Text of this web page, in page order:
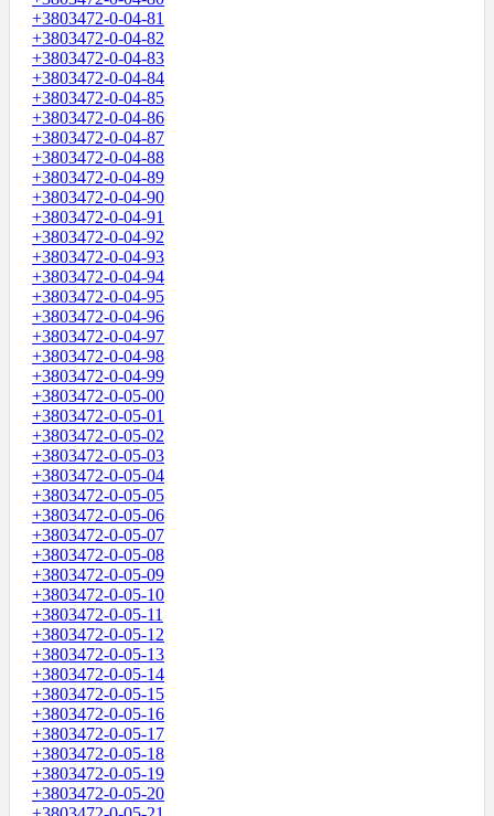
+3803472-0-04-81
+3803472-0-04-82
+3803472-0-04-83
+3803472-0-04-84
+3803472-0-04-85
+3803472-0-04-86
+3803472-0-04-87
+3803472-0-04-88
+3803472-0-04-89
+3803472-0-04-90
+3803472-0-04-91
+3803472-0-04-92
+3803472-0-04-93
+3803472-0-04-94
+3803472-0-04-95
+3803472-0-04-96
+3803472-0-04-97
+3803472-0-04-98
+3803472-0-04-99
+3803472-0-05-00
+3803472-0-05-01
+3803472-0-05-02
+3803472-0-05-03
+3803472-0-05-04
+3803472-0-05-05
+3803472-0-05-06
+3803472-0-05-07
+3803472-0-05-08
+3803472-0-05-09
+3803472-0-05-10
+3803472-0-05-11
+3803472-0-05-12
+3803472-0-05-13
+3803472-0-05-14
+3803472-0-05-15
+3803472-0-05-16
+3803472-0-05-17
+3803472-0-05-18
+3803472-0-05-19
+3803472-0-05-20